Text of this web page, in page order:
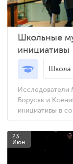
Школьные
инициативы
Школа
Исследователи
Борусяк и
инициативы в
23
Июн